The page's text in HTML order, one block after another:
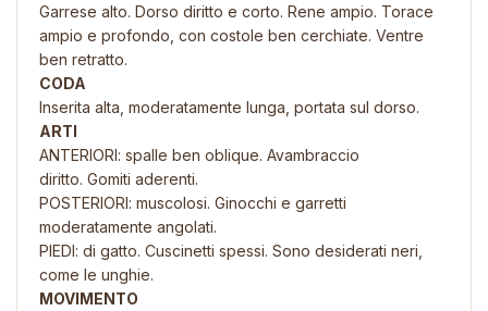
Garrese alto. Dorso diritto e corto. Rene ampio. Torace
ampio e profondo, con costole ben cerchiate. Ventre
ben retratto.
CODA
Inserita alta, moderatamente lunga, portata sul dorso.
ARTI
ANTERIORI: spalle ben oblique. Avambraccio
diritto. Gomiti aderenti.
POSTERIORI: muscolosi. Ginocchi e garretti
moderatamente angolati.
PIEDI: di gatto. Cuscinetti spessi. Sono desiderati neri,
come le unghie.
MOVIMENTO